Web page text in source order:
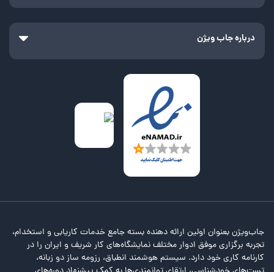
درباره جاب ویژن
جاب‌ویژن بعنوان اولین ارائه دهنده بسته جامع خدمات کاریابی و استخدام،
تجربه برگزاری موفق ادوار مختلف نمایشگاه‌های کار شریف و ایران را در
کارنامه کاری خود دارد. سیستم هوشمند انطباق، رزومه ساز دو زبانه،